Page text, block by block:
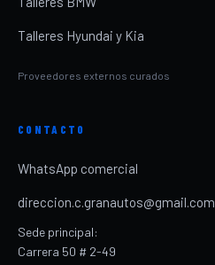
Talleres Hyundai y Kia
Proveedores externos curados
CONTACTO
WhatsApp comercial
direccion.c.granautos@gmail.com
Sede principal:
Carrera 50 # 2-49